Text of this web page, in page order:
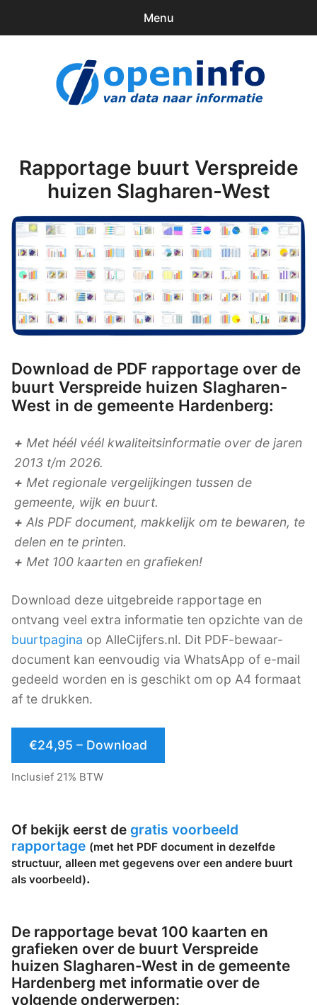
Menu
Downloads
Rapportage buurt Verspreide
huizen Slagharen-West
Download de PDF rapportage over de
buurt Verspreide huizen Slagharen-
West in de gemeente Hardenberg:
+ Met héél véél kwaliteitsinformatie over de jaren
2013 t/m 2026.
+ Met regionale vergelijkingen tussen de
gemeente, wijk en buurt.
+ Als PDF document, makkelijk om te bewaren, te
delen en te printen.
+ Met 100 kaarten en grafieken!
Download deze uitgebreide rapportage en
ontvang veel extra informatie ten opzichte van de
buurtpagina op AlleCijfers.nl. Dit PDF-bewaar-
document kan eenvoudig via WhatsApp of e-mail
gedeeld worden en is geschikt om op A4 formaat
af te drukken.
€24,95 – Download
Inclusief 21% BTW
Of bekijk eerst de gratis voorbeeld
rapportage (met het PDF document in dezelfde
structuur, alleen met gegevens over een andere buurt
als voorbeeld).
De rapportage bevat 100 kaarten en
grafieken over de buurt Verspreide
huizen Slagharen-West in de gemeente
Hardenberg met informatie over de
volgende onderwerpen: